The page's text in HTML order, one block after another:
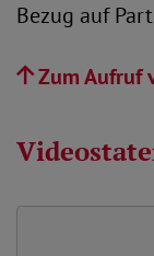
Bezug auf
Zum Aufruf